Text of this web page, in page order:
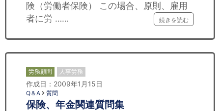
険（労働者保険） この場合、原則、雇用
者に労 ……
続きを読む
労務顧問 人事労務
作成日：2009年1月15日
Q＆A 質問
保険、年金関連質問集